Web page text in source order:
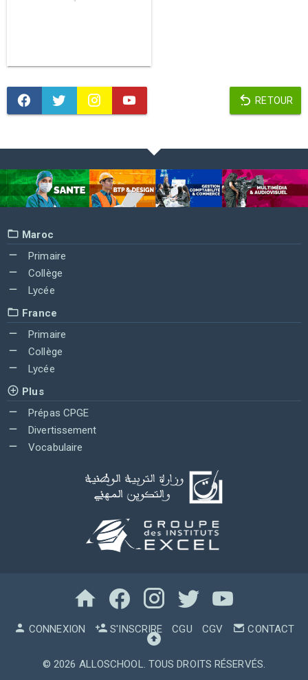
RETOUR
Maroc
Primaire
Collège
Lycée
France
Primaire
Collège
Lycée
Plus
Prépas CPGE
Divertissement
Vocabulaire
CONNEXION S'INSCRIRE CGU CGV CONTACT
© 2026 ALLOSCHOOL. TOUS DROITS RÉSERVÉS.